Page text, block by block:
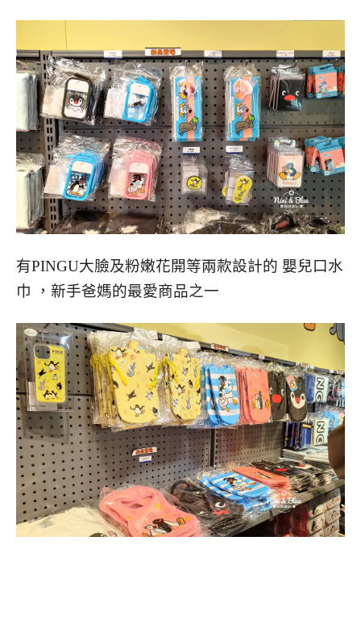
有PINGU大臉及粉嫩花開等兩款設計的 嬰兒口水
巾 ，新手爸媽的最愛商品之一